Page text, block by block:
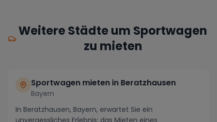
Weitere Städte um Sportwagen
zu mieten
Sportwagen mieten in Beratzhausen
Bayern
In Beratzhausen, Bayern, erwartet Sie ein
unvergessliches Erlebnis: das Mieten eines